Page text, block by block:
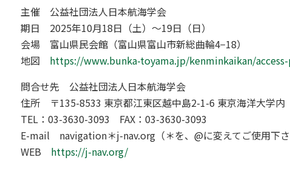
主催 公益社団法人日本航海学会
期日 2025年10月18日（土）～19日（日）
会場 富山県民会館（富山県富山市新総曲輪4−18）
地図 https://www.bunka-toyama.jp/kenminkaikan/
問合せ先 公益社団法人日本航海学会
住所 〒135-8533 東京都江東区越中島2-1-6 東京海洋大学内
TEL：03-3630-3093 FAX：03-3630-3093
E-mail navigation＊j-nav.org（＊を、@に変えてご使用下さ
WEB https://j-nav.org/